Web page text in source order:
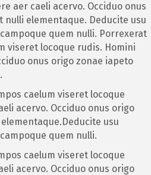
aer caeli acervo. Occiduo onus
elementaque. Deducite usu
quem nulli. Porrexerat
viseret locoque rudis. Homini
onus origo zonae iapeto
caelum viseret locoque
acervo. Occiduo onus origo
usu
quem nulli.
caelum viseret locoque
acervo. Occiduo onus origo